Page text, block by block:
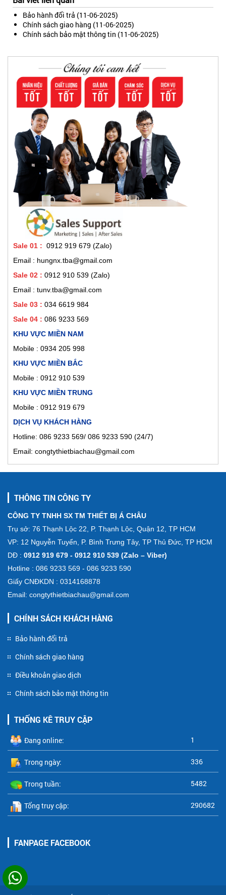
Bảo hành đổi trả (11-06-2025)
Chính sách giao hàng (11-06-2025)
Chính sách bảo mật thông tin (11-06-2025)
Sale 01 : 0912 919 679 (Zalo)
Email : hungnx.tba@gmail.com
Sale 02 : 0912 910 539 (Zalo)
Email : tunv.tba@gmail.com
Sale 03 : 034 6619 984
Sale 04 : 086 9233 569
KHU VỰC MIỀN NAM
Mobile : 0934 205 998
KHU VỰC MIỀN BẮC
Mobile : 0912 910 539
KHU VỰC MIỀN TRUNG
Mobile : 0912 919 679
DỊCH VỤ KHÁCH HÀNG
Hotline: 086 9233 569/ 086 9233 590 (24/7)
Email: congtythietbiachau@gmail.com
THÔNG TIN CÔNG TY
CÔNG TY TNHH SX TM THIẾT BỊ Á CHÂU
Trụ sở: 76 Thạnh Lộc 22, P. Thạnh Lộc, Quận 12, TP HCM
VP: 12 Nguyễn Tuyển, P. Bình Trưng Tây, TP Thủ Đức, TP HCM
DĐ : 0912 919 679 - 0912 910 539 (Zalo – Viber)
Hotline : 086 9233 569 - 086 9233 590
Giấy CNĐKDN : 0314168878
Email: congtythietbiachau@gmail.com
CHÍNH SÁCH KHÁCH HÀNG
Bảo hành đổi trả
Chính sách giao hàng
Điều khoản giao dịch
Chính sách bảo mật thông tin
THỐNG KÊ TRUY CẬP
Đang online: 1
Trong ngày: 336
Trong tuần: 5482
Tổng truy cập: 290682
FANPAGE FACEBOOK